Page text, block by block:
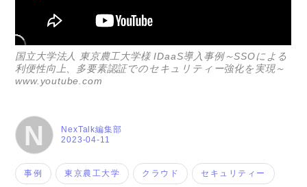
国立大学法人 東京農工大学様 IDaaS導入事例～SSOによる
利便性向上、多要素認証でのセキュリティー強化を実現～
www.youtube.com
N 2023-04-11
NexTalk編集部
事例 東京農工大学 クラウド セキュリティー